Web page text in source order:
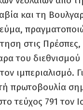
και τη
στις
του διεθνισμού
ιμπεριαλισμό.
πρωτοβουλία
τεύχος 791 τον